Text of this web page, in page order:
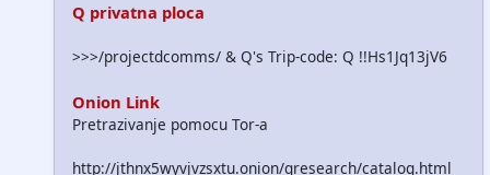
Q privatna ploca
>>>/projectdcomms/ & Q's Trip-code: Q !!Hs1Jq13jV6
Onion Link
Pretrazivanje pomocu Tor-a
http://jthnx5wyvjvzsxtu.onion/qresearch/catalog.html